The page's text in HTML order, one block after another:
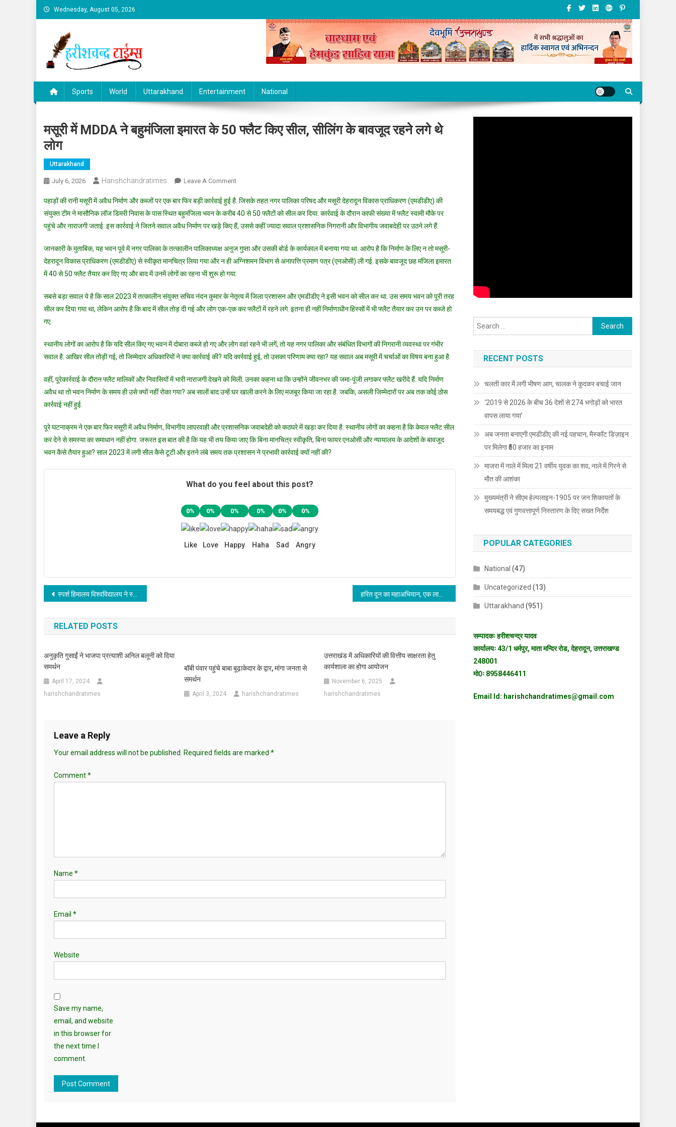
Skip
to
Wednesday, August 05, 2026
Sports World Uttarakhand Entertainment National
मसूरी में MDDA ने बहुमंजिला इमारत के 50 फ्लैट किए सील, सीलिंग के बावजूद रहने लगे थे
लोग
Uttarakhand
July 6, 2026 Harishchandratimes Leave A CommentOn
में
MDDA
ने
इमारत
के
किए
सील,
बावजूद
रहने
थे
लोग
पहाड़ों की रानी मसूरी में अवैध निर्माण और कब्जों पर एक बार फिर बड़ी कार्रवाई हुई है. जिसके तहत नगर पालिका परिषद और मसूरी देहरादून विकास प्राधिकरण (एमडीडीए) की
संयुक्त टीम ने मासौनिक लॉज डिमरी निवास के पास स्थित बहुमंजिला भवन के करीब 40 से 50 फ्लैटों को सील कर दिया. कार्रवाई के दौरान काफी संख्या में फ्लैट स्वामी मौके पर
पहुंचे और नाराजगी जताई. इस कार्रवाई ने जितने सवाल अवैध निर्माण पर खड़े किए हैं, उससे कहीं ज्यादा सवाल प्रशासनिक निगरानी और विभागीय जवाबदेही पर उठने लगे हैं.
जानकारी के मुताबिक, यह भवन पूर्व में नगर पालिका के तत्कालीन पालिकाध्यक्ष अनुज गुप्ता और उसकी बोर्ड के कार्यकाल में बनाया गया था. आरोप है कि निर्माण के लिए न तो मसूरी-
देहरादून विकास प्राधिकरण (एमडीडीए) से स्वीकृत मानचित्र लिया गया और न ही अग्निशमन विभाग से अनापत्ति प्रमाण पत्र (एनओसी) ली गई. इसके बावजूद छह मंजिला इमारत
में 40 से 50 फ्लैट तैयार कर दिए गए और बाद में उनमें लोगों का रहना भी शुरू हो गया.
सबसे बड़ा सवाल ये है कि साल 2023 में तत्कालीन संयुक्त सचिव नंदन कुमार के नेतृत्व में जिला प्रशासन और एमडीडीए ने इसी भवन को सील कर था. उस समय भवन को पूरी तरह
सील कर दिया गया था, लेकिन आरोप है कि बाद में सील तोड़ दी गई और लोग एक-एक कर फ्लैटों में रहने लगे. इतना ही नहीं निर्माणाधीन हिस्सों में भी फ्लैट तैयार कर उन पर कब्जे हो
गए.
स्थानीय लोगों का आरोप है कि यदि सील किए गए भवन में दोबारा कब्जे हो गए और लोग वहां रहने भी लगें, तो यह नगर पालिका और संबंधित विभागों की निगरानी व्यवस्था पर गंभीर
सवाल है. आखिर सील तोड़ी गई, तो जिम्मेदार अधिकारियों ने क्या कार्रवाई की? यदि कार्रवाई हुई, तो उसका परिणाम क्या रहा? यह सवाल अब मसूरी में चर्चाओं का विषय बना हुआ है.
वहीं, पूरेकार्रवाई के दौरान फ्लैट मालिकों और निवासियों में भारी नाराजगी देखने को मिली. उनका कहना था कि उन्होंने जीवनभर की जमा-पूंजी लगाकर फ्लैट खरीदे हैं. यदि निर्माण
अवैध था तो भवन निर्माण के समय ही उसे क्यों नहीं रोका गया? अब सालों बाद उन्हें घर खाली करने के लिए मजबूर किया जा रहा है. जबकि, असली जिम्मेदारों पर अब तक कोई ठोस
कार्रवाई नहीं हुई.
पूरे घटनाक्रम ने एक बार फिर मसूरी में अवैध निर्माण, विभागीय लापरवाही और प्रशासनिक जवाबदेही को कठघरे में खड़ा कर दिया है. स्थानीय लोगों का कहना है कि केवल फ्लैट सील
कर देने से समस्या का समाधान नहीं होगा. जरूरत इस बात की है कि यह भी तय किया जाए कि बिना मानचित्र स्वीकृति, बिना फायर एनओसी और न्यायालय के आदेशों के बावजूद
भवन कैसे तैयार हुआ? साल 2023 में लगी सील कैसे टूटी और इतने लंबे समय तक प्रशासन ने प्रभावी कार्रवाई क्यों नहीं की?
What do you feel about this post?
0%
Like
0%
Love
0%
Happy
0%
Haha
0%
Sad
0%
Angry
Post
navigation
स्पर्श हिमालय विश्वविद्यालय ने स्वच्छता पखवाड़ा के तहत चलाया स्वच्छता एवं वृक्षारोपण अभियान हरित दून का महाअभियान, एक लाख पौधों से एमडीडीए बदलेगा देहरादून की तस्वीर
RELATED POSTS
अनुकृति गुसाईं ने भाजपा प्रत्याशी अनिल बलूनी को दिया
समर्थन
April 17, 2024
harishchandratimes
बॉबी पंवार पहुंचे बाबा बूढ़ाकेदार के द्वार, मांगा जनता से
समर्थन
April 3, 2024 harishchandratimes
उत्तराखंड में अधिकारियों की वित्तीय साक्षरता हेतु
कार्यशाला का होगा आयोजन
November 6, 2025
harishchandratimes
Leave a Reply
Your email address will not be published. Required fields are marked *
Comment*
Name *
Email *
Website
Save my name,
email, and website
in this browser for
the next time I
comment.
Search
for:
RECENT POSTS
चलती कार में लगी भीषण आग, चालक ने कूदकर बचाई जान
‘2019 से 2026 के बीच 36 देशों से 274 भगोड़ों को भारत
वापस लाया गया’
अब जनता बनाएगी एमडीडीए की नई पहचान, मैस्कॉट डिज़ाइन
पर मिलेगा ₹50 हजार का इनाम
माजरा में नाले में मिला 21 वर्षीय युवक का शव, नाले में गिरने से
मौत की आशंका
मुख्यमंत्री ने सीएम हेल्पलाइन-1905 पर जन शिकायतों के
समयबद्ध एवं गुणवत्तापूर्ण निस्तारण के दिए सख्त निर्देश
POPULAR CATEGORIES
National (47)
Uncategorized (13)
Uttarakhand (951)
सम्पादकः हरीशचन्द्र यादव
कार्यालयः 43/1 धर्मपुर, माता मन्दिर रोड, देहरादून, उत्तराखण्ड
248001
मो0ः 8958446411
Email Id: harishchandratimes@gmail.com